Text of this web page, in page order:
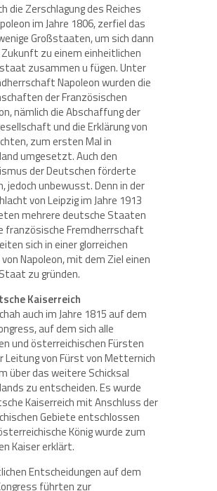
die Zerschlagung des Reiches
im Jahre 1806, zerfiel das
Großstaaten, um sich dann
zu einem einheitlichen
zusammen u fügen. Unter
Napoleon wurden die
der Französischen
nämlich die Abschaffung der
und die Erklärung von
zum ersten Mal in
umgesetzt. Auch den
der Deutschen förderte
jedoch unbewusst. Denn in der
von Leipzig im Jahre 1913
mehrere deutsche Staaten
französische Fremdherrschaft
sich in einer glorreichen
Napoleon, mit dem Ziel einen
zu gründen.
Kaiserreich
auch im Jahre 1815 auf dem
auf dem sich alle
und österreichischen Fürsten
Leitung von Fürst von Metternich
über das weitere Schicksal
zu entscheiden. Es wurde
Kaiserreich mit Anschluss der
Gebiete entschlossen
König wurde zum
Kaiser erklärt.
Entscheidungen auf dem
führten zur